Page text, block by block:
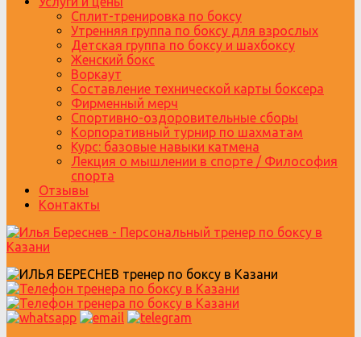
Сплит-тренировка по боксу
Утренняя группа по боксу для взрослых
Детская группа по боксу и шахбоксу
Женский бокс
Воркаут
Составление технической карты боксера
Фирменный мерч
Спортивно-оздоровительные сборы
Корпоративный турнир по шахматам
Курс: базовые навыки катмена
Лекция о мышлении в спорте / Философия
спорта
Отзывы
Контакты